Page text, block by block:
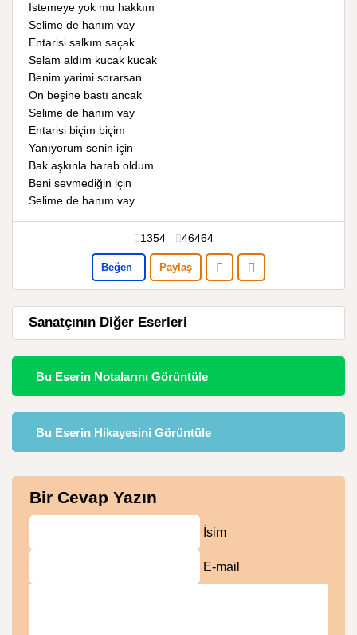
İstemeye yok mu hakkım
Selime de hanım vay
Entarisi salkım saçak
Selam aldım kucak kucak
Benim yarimi sorarsan
On beşine bastı ancak
Selime de hanım vay
Entarisi biçim biçim
Yanıyorum senin için
Bak aşkınla harab oldum
Beni sevmediğin için
Selime de hanım vay
1354 46464
Beğen Paylaş
Sanatçının Diğer Eserleri
Bu Eserin Notalarını Görüntüle
Bu Eserin Hikayesini Görüntüle
Bir Cevap Yazın
İsim
E-mail